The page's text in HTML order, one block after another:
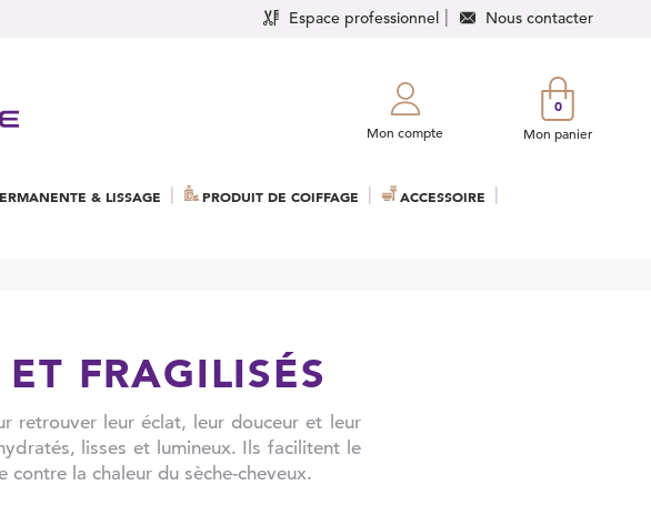
Espace professionnel Nous contacter
Mon compte
0
Mon panier
& LISSAGE PRODUIT DE COIFFAGE ACCESSOIRE
FRAGILISÉS
retrouver leur éclat, leur douceur et leur
lisses et lumineux. Ils facilitent le
la chaleur du sèche-cheveux.